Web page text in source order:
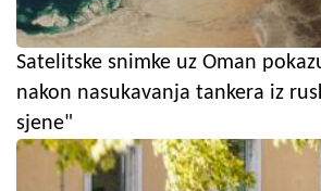
Satelitske snimke uz Oman
nakon nasukavanja tankera iz
sjene"